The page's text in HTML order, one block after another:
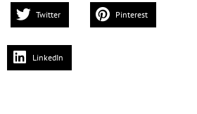
Twitter Pinterest
LinkedIn